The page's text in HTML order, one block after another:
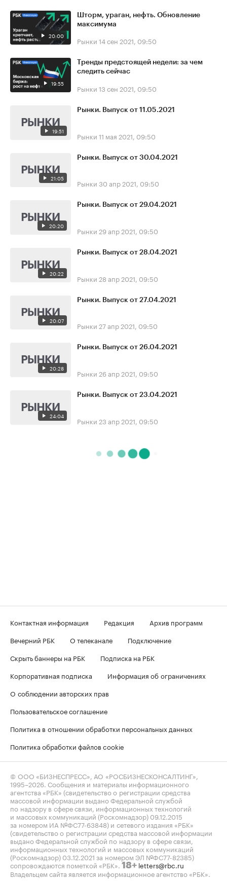
20:00
Шторм, ураган, нефть. Обновление
максимума
Рынки 14 сен 2021, 09:50
19:55
Тренды предстоящей недели: за чем
следить сейчас
Рынки 13 сен 2021, 09:50
19:51
Рынки. Выпуск от 11.05.2021
Рынки 11 мая 2021, 09:50
21:05
Рынки. Выпуск от 30.04.2021
Рынки 30 апр 2021, 09:50
20:20
Рынки. Выпуск от 29.04.2021
Рынки 29 апр 2021, 09:50
20:22
Рынки. Выпуск от 28.04.2021
Рынки 28 апр 2021, 09:50
20:07
Рынки. Выпуск от 27.04.2021
Рынки 27 апр 2021, 09:50
20:28
Рынки. Выпуск от 26.04.2021
Рынки 26 апр 2021, 09:50
24:04
Рынки. Выпуск от 23.04.2021
Рынки 23 апр 2021, 09:50
Контактная информация Редакция
Архив программ
Вечерний РБК
О телеканале
Подключение
Скрыть баннеры на РБК
Подписка на РБК
Корпоративная подписка
Информация об ограничениях
О соблюдении авторских прав
Пользовательское соглашение
Политика в отношении обработки персональных данных
Политика обработки файлов cookie
© ООО «БИЗНЕСПРЕСС», АО «РОСБИЗНЕСКОНСАЛТИНГ»,
1995–2026 . Сообщения и материалы информационного
агентства «РБК» (свидетельство о регистрации средства
массовой информации выдано Федеральной службой
по надзору в сфере связи, информационных технологий
и массовых коммуникаций (Роскомнадзор) 09.12.2015
за номером ИА №ФС77-63848) и сетевого издания «РБК»
(свидетельство о регистрации средства массовой информации
выдано Федеральной службой по надзору в сфере связи,
информационных технологий и массовых коммуникаций
(Роскомнадзор) 03.12.2021 за номером ЭЛ №ФС77-82385)
сопровождаются пометкой «РБК». 18+ letters@rbc.ru
Владельцем сайта является информационное агентство «РБК».